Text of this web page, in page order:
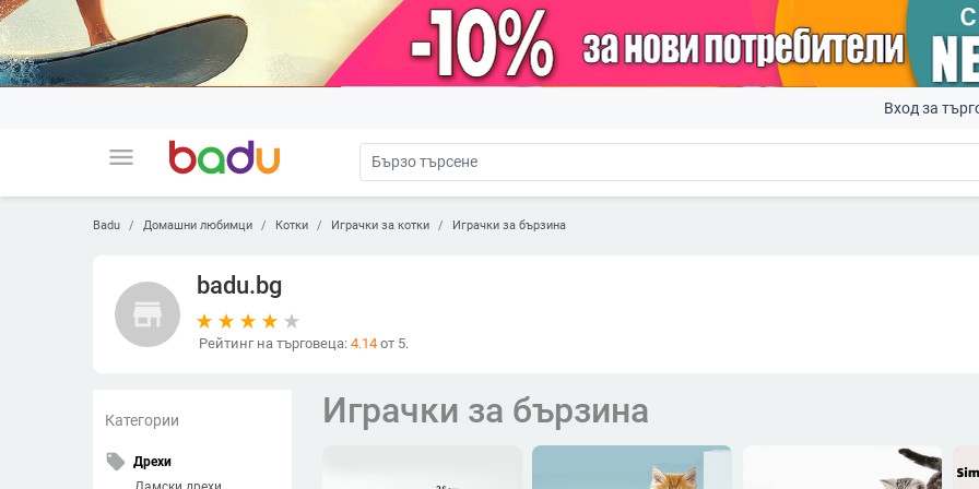
menu
Вход за
Badu Домашни любимци Котки Играчки за котки Играчки за бързина
store
badu.bg
Рейтинг на търговеца: 4.14 от 5.
Категории
local_offer Дрехи
Играчки за бързина